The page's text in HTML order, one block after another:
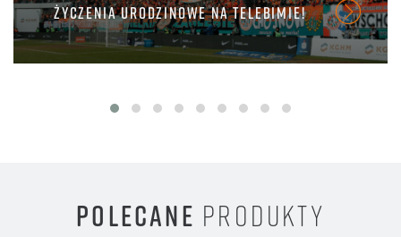
ŻYCZENIA URODZINOWE NA TELEBIMIE!
POLECANE PRODUKTY